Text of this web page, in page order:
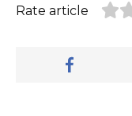
Rate article